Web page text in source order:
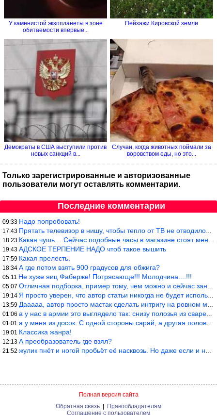
У каменистой экзопланеты в зоне
обитаемости впервые...
Пейзажи Кировской земли
Демократы в США выступили против
новых санкций в...
Случаи, когда животных поймали за
воровством еды, но это...
Только зарегистрированные и авторизованные
пользователи могут оставлять комментарии.
Последние комментарии
09:33 Надо попробовать!
17:43 Прятать телевизор в нишу, чтобы тепло от ТВ не отводилось и теле
18:23 Какая чушь… Сейчас подобные часы в магазине стоят меньше 10 долл
19:43 АДСКОЕ ТЕРПЕНИЕ НАДО чтоб такое вышить
17:59 Какая прелесть.
18:34 А где потом взять 900 градусов для обжига?
05:11 Не хуже яиц Фаберже! Потрясающе!!! Молодчина....!!!
05:07 Отличная подборка, пример тому, чем можно и сейчас заниматься…
19:14 Я просто уверен, что автор статьи никогда не будет использовать
13:59 Дааааа, автор просто мастак сделать интригу на ровном месте! А н
01:06 а у нас в армии это выглядело так: снизу полозья из сваренные тр
01:01 а у меня из досок. С одной стороны сарай, а другая половина — ду
19:01 Классика жанра!
12:13 А преобразователь где взял?
21:52 жулик пнёт и ногой пробьёт её насквозь. Но даже если и никогда н
Полная версия сайта
Обратная связь
Правообладателям
Соглашение с пользователем